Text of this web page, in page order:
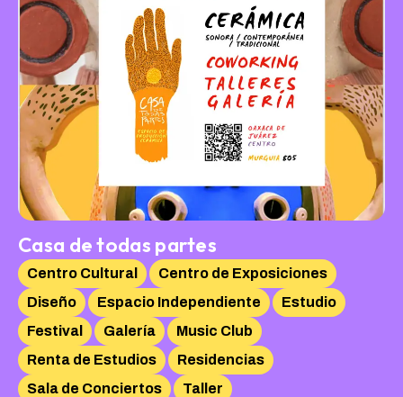
Casa de todas partes
Centro Cultural
Centro de Exposiciones
Diseño
Espacio Independiente
Estudio
Festival
Galería
Music Club
Renta de Estudios
Residencias
Sala de Conciertos
Taller